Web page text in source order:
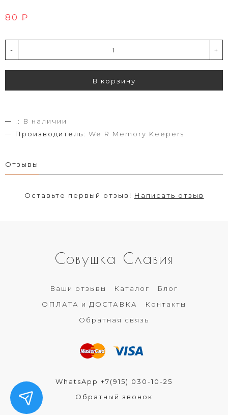
80 ₽
- +
В корзину
.:
В наличии
Производитель: We R Memory Keepers
Отзывы
Оставьте первый отзыв! Написать отзыв
Совушка Славия
Ваши отзывы Каталог
Блог
ОПЛАТА и ДОСТАВКА
Контакты
Обратная связь
WhatsApp +7(915) 030-10-25
Обратный звонок